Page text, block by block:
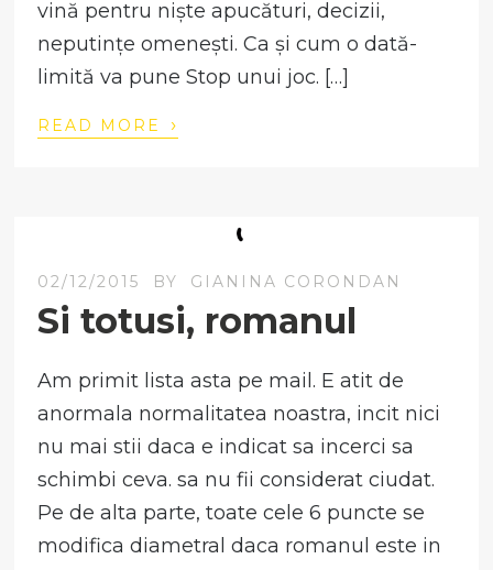
vină pentru niște apucături, decizii,
neputințe omenești. Ca și cum o dată-
limită va pune Stop unui joc. […]
READ MORE ›
02/12/2015 BY GIANINA CORONDAN
Si totusi, romanul
Am primit lista asta pe mail. E atit de
anormala normalitatea noastra, incit nici
nu mai stii daca e indicat sa incerci sa
schimbi ceva. sa nu fii considerat ciudat.
Pe de alta parte, toate cele 6 puncte se
modifica diametral daca romanul este in